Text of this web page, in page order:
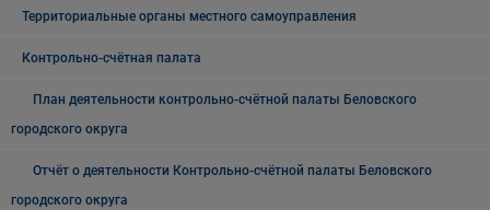
Территориальные органы местного самоуправления
Контрольно-счётная палата
План деятельности контрольно-счётной палаты Беловского
городского округа
Отчёт о деятельности Контрольно-счётной палаты Беловского
городского округа